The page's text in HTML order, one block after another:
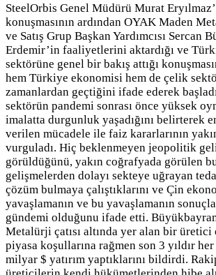
SteelOrbis Genel Müdürü Murat
konuşmasının ardından OYAK Maden
ve Satış Grup Başkan Yardımcısı Sercan
Erdemir’in faaliyetlerini aktardığı ve
sektörüne genel bir bakış attığı
hem Türkiye ekonomisi hem de çelik
zamanlardan geçtiğini ifade ederek
sektörün pandemi sonrası önce yüksek
imalatta durgunluk yaşadığını belirterek
verilen mücadele ile faiz kararlarının
vurguladı. Hiç beklenmeyen jeopolitik
görüldüğünü, yakın coğrafyada görülen
gelişmelerden dolayı sekteye uğrayan
çözüm bulmaya çalıştıklarını ve Çin
yavaşlamanın ve bu yavaşlamanın
gündemi olduğunu ifade etti.
Metalürji çatısı altında yer alan bir
piyasa koşullarına rağmen son 3 yıldır
milyar $ yatırım yaptıklarını bildirdi.